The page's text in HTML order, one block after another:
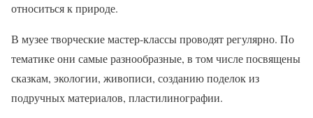
относиться к природе.
В музее творческие мастер-классы проводят регулярно. По
тематике они самые разнообразные, в том числе посвящены
сказкам, экологии, живописи, созданию поделок из
подручных материалов, пластилинографии.